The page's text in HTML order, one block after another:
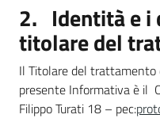
2. Identità e i
titolare del
Il Titolare del trattamento
presente Informativa è il
Filippo Turati 18 – pec: